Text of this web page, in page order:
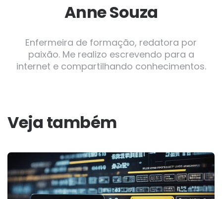
Anne Souza
Enfermeira de formação, redatora por
paixão. Me realizo escrevendo para a
internet e compartilhando conhecimentos.
Veja também